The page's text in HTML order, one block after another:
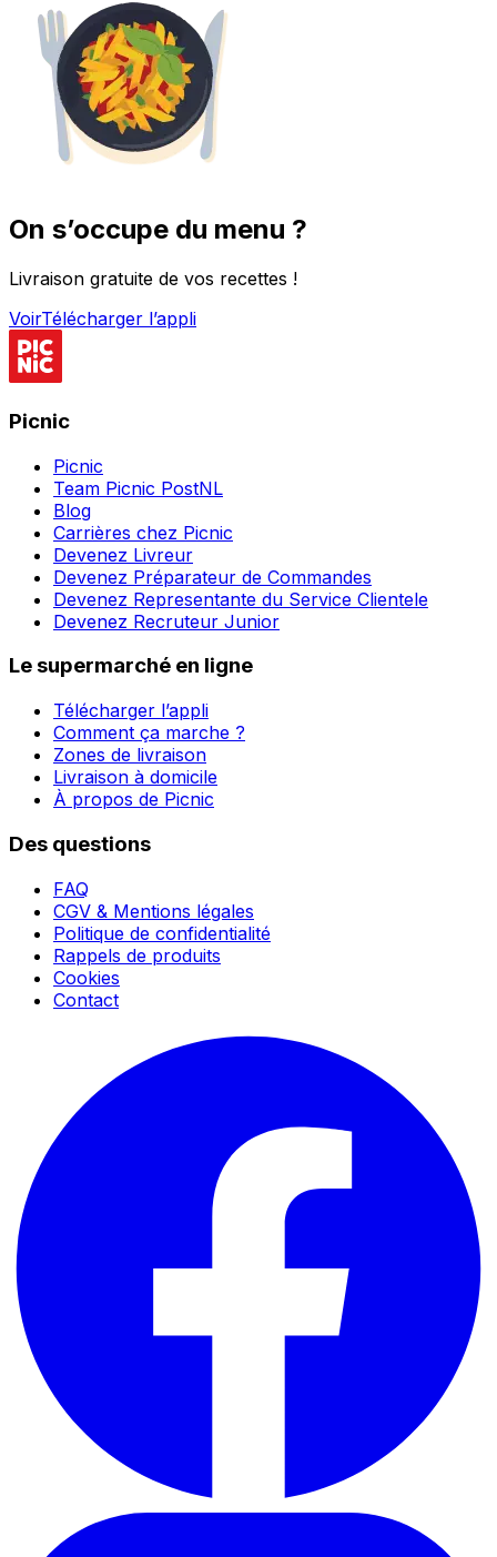
On s’occupe du menu ?
Livraison gratuite de vos recettes !
VoirTélécharger l’appli
Picnic
Picnic
Team Picnic PostNL
Blog
Carrières chez Picnic
Devenez Livreur
Devenez Préparateur de Commandes
Devenez Representante du Service Clientele
Devenez Recruteur Junior
Le supermarché en ligne
Télécharger l’appli
Comment ça marche ?
Zones de livraison
Livraison à domicile
À propos de Picnic
Des questions
FAQ
CGV & Mentions légales
Politique de confidentialité
Rappels de produits
Cookies
Contact